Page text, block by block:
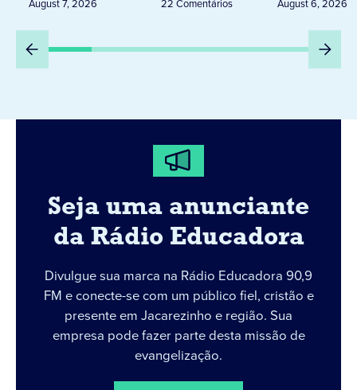
August 7, 2026 22 Comentários August 6, 2026
Seja uma anunciante
da Rádio Educadora
Divulgue sua marca na Rádio Educadora 90,9
FM e conecte-se com um público fiel, cristão e
presente em Jacarezinho e região. Sua
empresa pode fazer parte desta missão de
evangelização.